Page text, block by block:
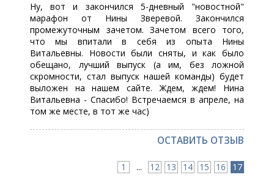
Ну, вот и закончился 5-дневный "новостной"
марафон от Нины Зверевой. Закончился
промежуточным зачетом. Зачетом всего того,
что мы впитали в себя из опыта Нины
Витальевны. Новости были сняты, и как было
обещано, лучший выпуск (а им, без ложной
скромности, стал выпуск нашей команды) будет
выложен на нашем сайте. Ждем, ждем! Нина
Витальевна - Спасибо! Встречаемся в апреле, на
том же месте, в тот же час)
ОСТАВИТЬ ОТЗЫВ
1 ... 12 13 14 15 16 17